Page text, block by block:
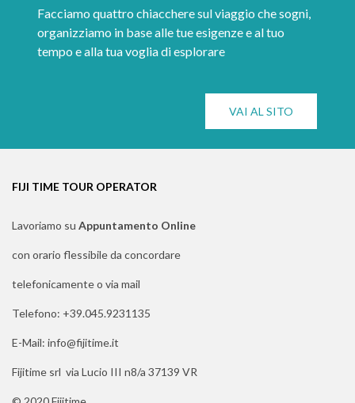
Facciamo quattro chiacchere sul viaggio che sogni,
organizziamo in base alle tue esigenze e al tuo
tempo e alla tua voglia di esplorare
VAI AL SITO
FIJI TIME TOUR OPERATOR
Lavoriamo su Appuntamento Online
con orario flessibile da concordare
telefonicamente o via mail
Telefono: +39.045.9231135
E-Mail: info@fijitime.it
Fijitime srl via Lucio III n8/a 37139 VR